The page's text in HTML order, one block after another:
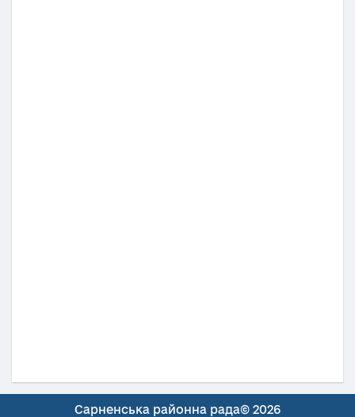
Сарненська районна рада© 2026